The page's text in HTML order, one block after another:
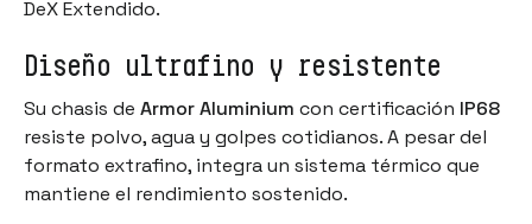
DeX Extendido.
Diseño ultrafino y resistente
Su chasis de Armor Aluminium con certificación IP68
resiste polvo, agua y golpes cotidianos. A pesar del
formato extrafino, integra un sistema térmico que
mantiene el rendimiento sostenido.